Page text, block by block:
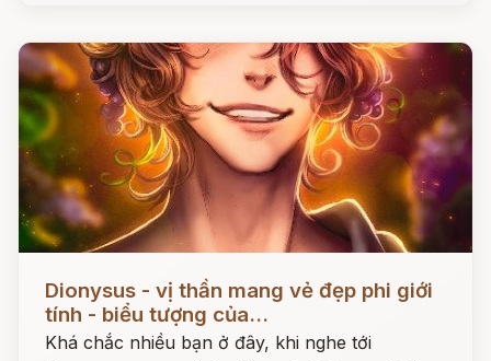
Dionysus - vị thần mang vẻ đẹp phi giới
tính - biểu tượng của...
Khá chắc nhiều bạn ở đây, khi nghe tới